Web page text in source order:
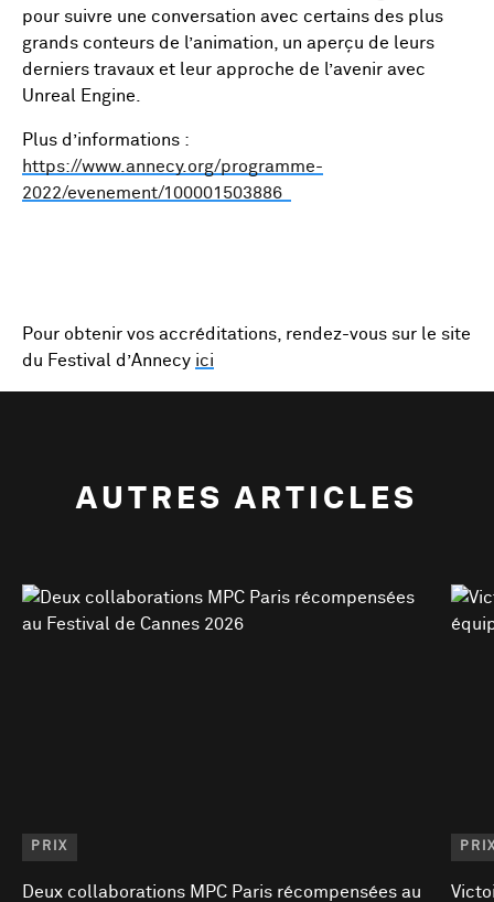
pour suivre une conversation avec certains des plus
grands conteurs de l’animation, un aperçu de leurs
derniers travaux et leur approche de l’avenir avec
Unreal Engine.
Plus d’informations :
https://www.annecy.org/programme-
2022/evenement/100001503886
Pour obtenir vos accréditations, rendez-vous sur le site
du Festival d’Annecy ici
AUTRES ARTICLES
PRIX
Deux collaborations MPC Paris récompensées au